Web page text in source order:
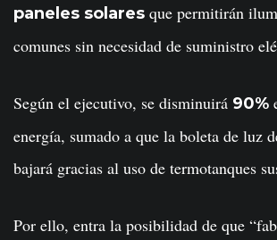
paneles solares que permitirán
comunes sin necesidad de suministro
Según el ejecutivo, se disminuirá 90%
energía, sumado a que la boleta de luz
bajará gracias al uso de termotanques
Por ello, entra la posibilidad de que